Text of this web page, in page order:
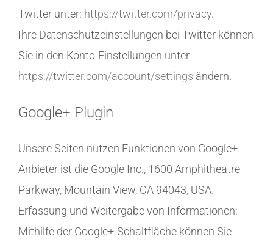
Twitter unter: https://twitter.com/privacy.
Ihre Datenschutzeinstellungen bei Twitter können
Sie in den Konto-Einstellungen unter
https://twitter.com/account/settings ändern.
Google+ Plugin
Unsere Seiten nutzen Funktionen von Google+.
Anbieter ist die Google Inc., 1600 Amphitheatre
Parkway, Mountain View, CA 94043, USA.
Erfassung und Weitergabe von Informationen:
Mithilfe der Google+-Schaltfläche können Sie